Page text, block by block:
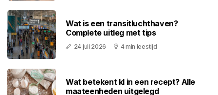
Wat is een transitluchthaven?
Complete uitleg met tips
24 juli 2026 4 min leestijd
Wat betekent kl in een recept? Alle
maateenheden uitgelegd